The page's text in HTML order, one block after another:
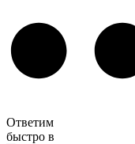
Ответим
быстро в